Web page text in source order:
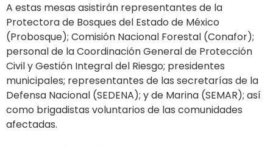
A estas mesas asistirán representantes de la
Protectora de Bosques del Estado de México
(Probosque); Comisión Nacional Forestal (Conafor);
personal de la Coordinación General de Protección
Civil y Gestión Integral del Riesgo; presidentes
municipales; representantes de las secretarías de la
Defensa Nacional (SEDENA); y de Marina (SEMAR); así
como brigadistas voluntarios de las comunidades
afectadas.